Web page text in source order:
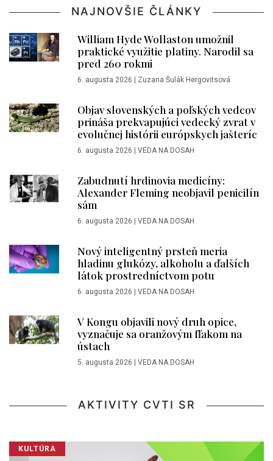
NAJNOVŠIE ČLÁNKY
William Hyde Wollaston umožnil
praktické využitie platiny. Narodil sa
pred 260 rokmi
6. augusta 2026 Zuzana Šulák Hergovitsová
Objav slovenských a poľských vedcov
prináša prekvapujúci vedecký zvrat v
evolučnej histórii európskych jašteríc
6. augusta 2026 VEDA NA DOSAH
Zabudnutí hrdinovia medicíny:
Alexander Fleming neobjavil penicilín
sám
6. augusta 2026 VEDA NA DOSAH
Nový inteligentný prsteň meria
hladinu glukózy, alkoholu a ďalších
látok prostredníctvom potu
6. augusta 2026 VEDA NA DOSAH
V Kongu objavili nový druh opice,
vyznačuje sa oranžovým fľakom na
ústach
5. augusta 2026 VEDA NA DOSAH
AKTIVITY CVTI SR
KULTÚRA